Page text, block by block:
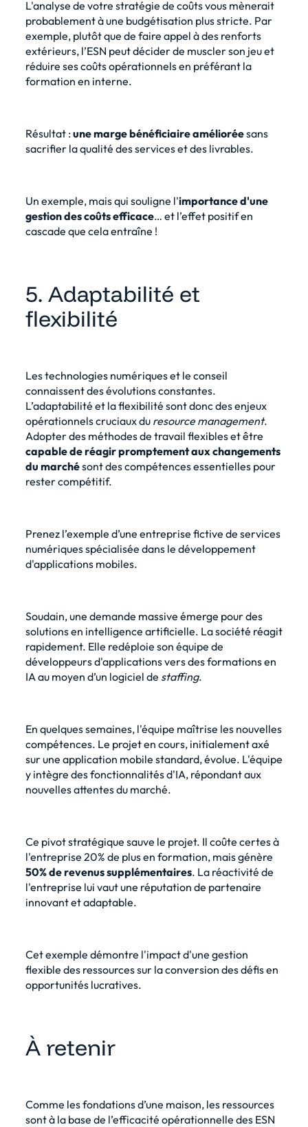
L'analyse de votre stratégie de coûts vous mènerait
probablement à une budgétisation plus stricte. Par
exemple, plutôt que de faire appel à des renforts
extérieurs, l’ESN peut décider de muscler son jeu et
réduire ses coûts opérationnels en préférant la
formation en interne.
Résultat :une marge bénéficiaire amélioréesans
sacrifier la qualité des services et des livrables.
Un exemple, mais qui souligne l'importance d'une
gestion des coûts efficace… et l’effet positif en
cascade que cela entraîne !
5. Adaptabilité et
flexibilité
Les technologies numériques et le conseil
connaissent des évolutions constantes.
L’adaptabilité et la flexibilité sont donc des enjeux
opérationnels cruciaux du resource management.
Adopter des méthodes de travail flexibles et être
capable de réagir promptement aux changements
du marchésont des compétences essentielles pour
rester compétitif.
Prenez l’exemple d’une entreprise fictive de services
numériques spécialisée dans le développement
d'applications mobiles.
Soudain, une demande massive émerge pour des
solutions en intelligence artificielle. La société réagit
rapidement. Elle redéploie son équipe de
développeurs d'applications vers des formations en
IA au moyen d’un logiciel de staffing.
En quelques semaines, l'équipe maîtrise les nouvelles
compétences. Le projet en cours, initialement axé
sur une application mobile standard, évolue. L'équipe
y intègre des fonctionnalités d'IA, répondant aux
nouvelles attentes du marché.
Ce pivot stratégique sauve le projet. Il coûte certes à
l'entreprise 20% de plus en formation, mais génère
50% de revenus supplémentaires. La réactivité de
l'entreprise lui vaut une réputation de partenaire
innovant et adaptable.
Cet exemple démontre l'impact d'une gestion
flexible des ressources sur la conversion des défis en
opportunités lucratives.
À retenir
Comme les fondations d’une maison, les ressources
sont à la base de l’efficacité opérationnelle des ESN